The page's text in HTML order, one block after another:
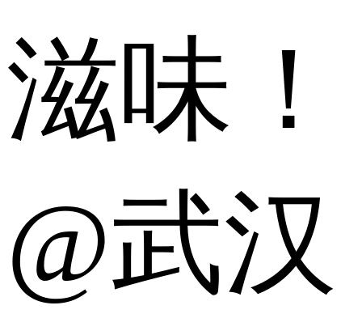
滋味！
@武汉